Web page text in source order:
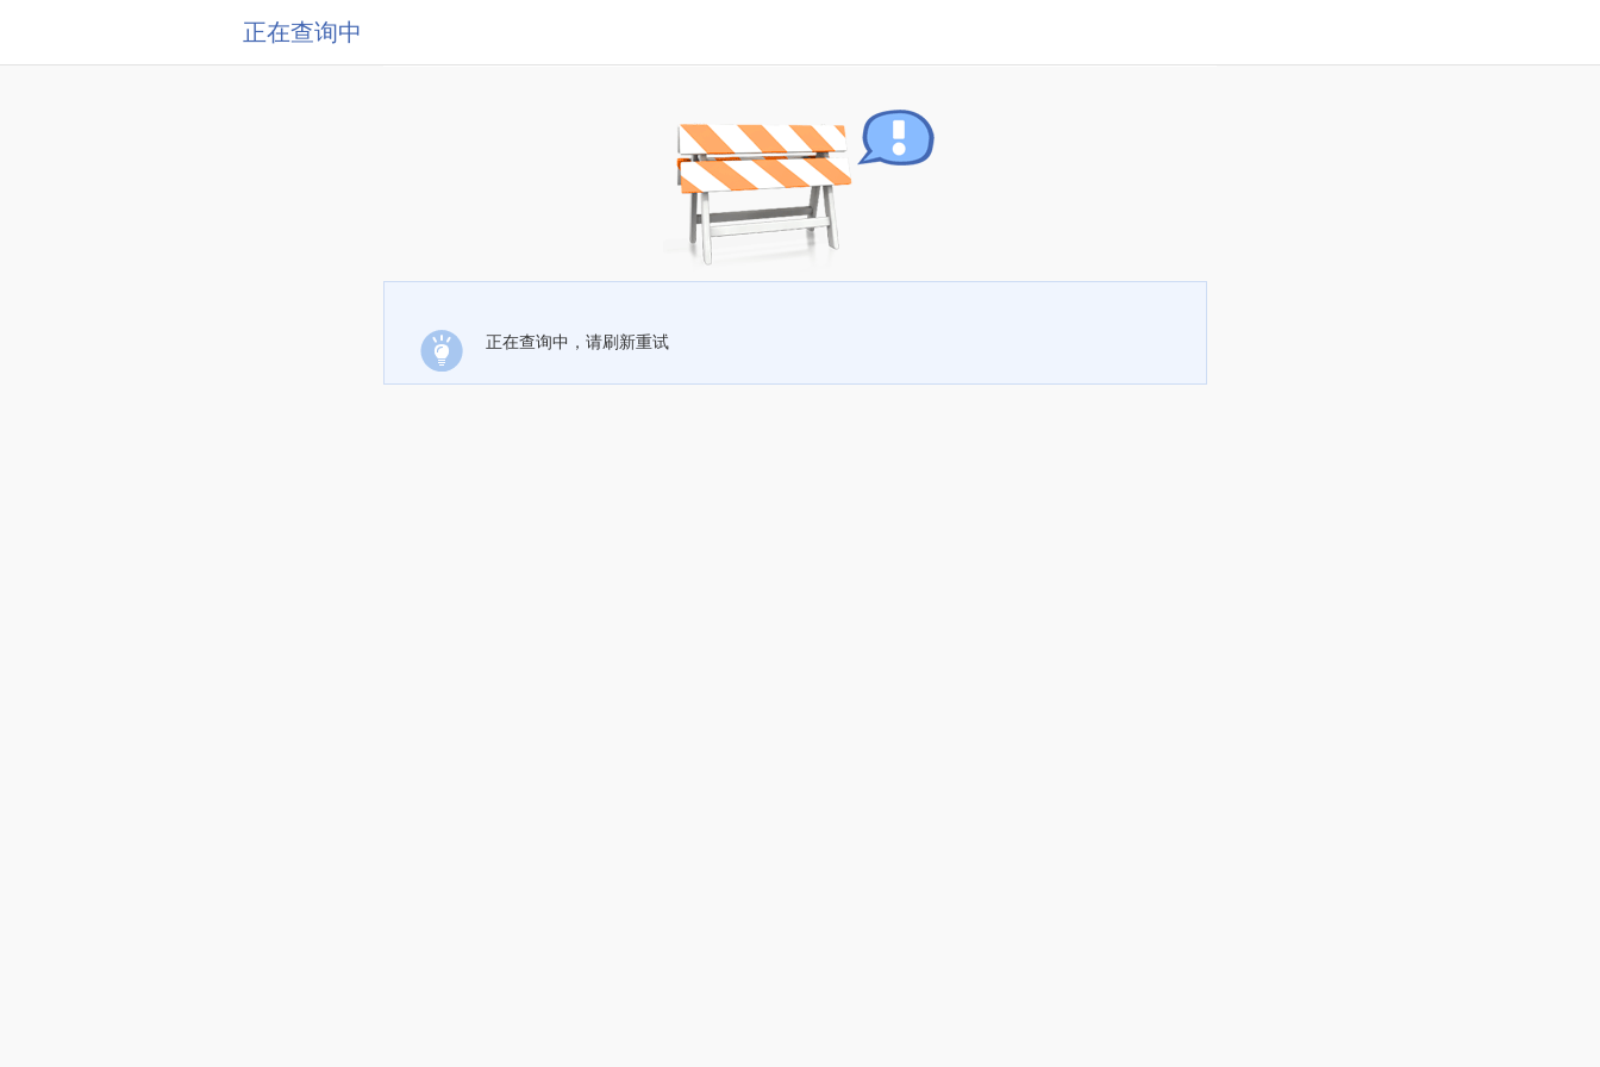
正在查询中
正在查询中，请刷新重试